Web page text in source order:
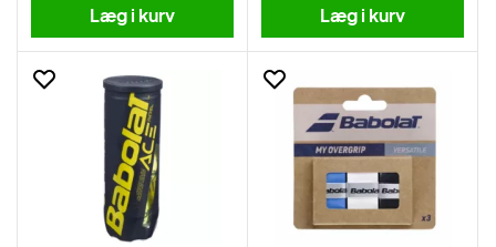
Læg i kurv Læg i kurv